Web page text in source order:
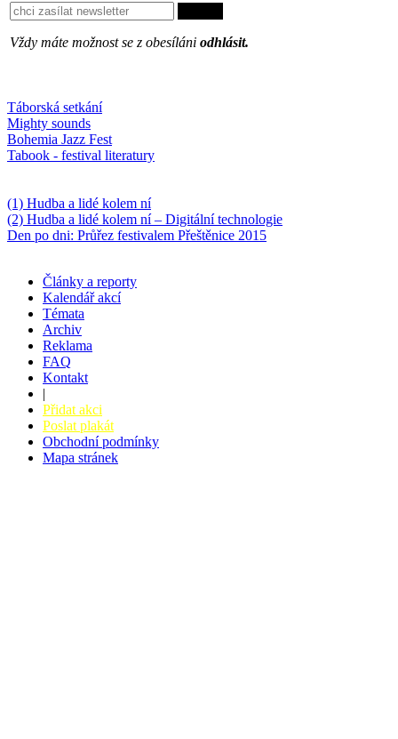
Vždy máte možnost se z obesíláni odhlásit.
Táborská setkání
Mighty sounds
Bohemia Jazz Fest
Tabook - festival literatury
(1) Hudba a lidé kolem ní
(2) Hudba a lidé kolem ní – Digitální technologie
Den po dni: Průřez festivalem Přeštěnice 2015
Články a reporty
Kalendář akcí
Témata
Archiv
Reklama
FAQ
Kontakt
|
Přidat akci
Poslat plakát
Obchodní podmínky
Mapa stránek